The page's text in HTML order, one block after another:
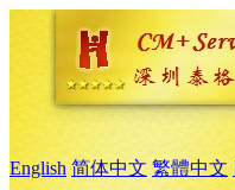
English 简体中文 繁體中文